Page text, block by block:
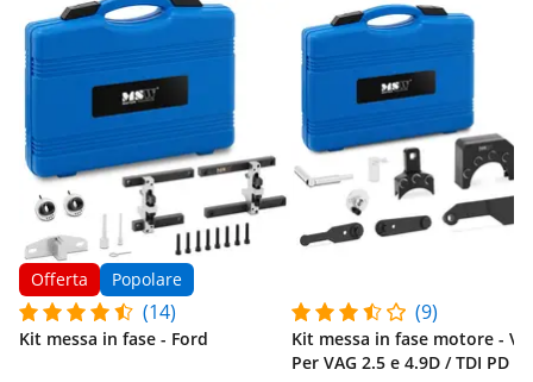
Offerta Popolare
(14)
Kit messa in fase - Ford
(9)
Kit messa in fase motore -
Per VAG 2.5 e 4.9D / TDI PD